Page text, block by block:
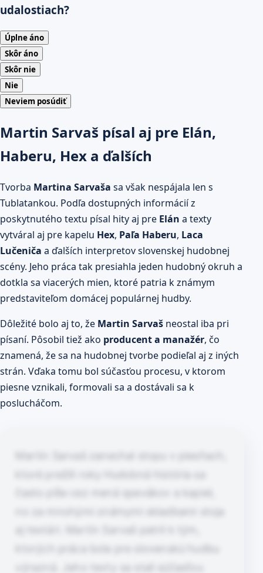
udalostiach?
Úplne áno
Skôr áno
Skôr nie
Nie
Neviem posúdiť
Martin Sarvaš písal aj pre Elán,
Haberu, Hex a ďalších
Tvorba Martina Sarvaša sa však nespájala len s
Tublatankou. Podľa dostupných informácií z
poskytnutého textu písal hity aj pre Elán a texty
vytváral aj pre kapelu Hex, Paľa Haberu, Laca
Lučeniča a ďalších interpretov slovenskej hudobnej
scény. Jeho práca tak presiahla jeden hudobný okruh a
dotkla sa viacerých mien, ktoré patria k známym
predstaviteľom domácej populárnej hudby.
Dôležité bolo aj to, že Martin Sarvaš neostal iba pri
písaní. Pôsobil tiež ako producent a manažér, čo
znamená, že sa na hudobnej tvorbe podieľal aj z iných
strán. Vďaka tomu bol súčasťou procesu, v ktorom
piesne vznikali, formovali sa a dostávali sa k
poslucháčom.